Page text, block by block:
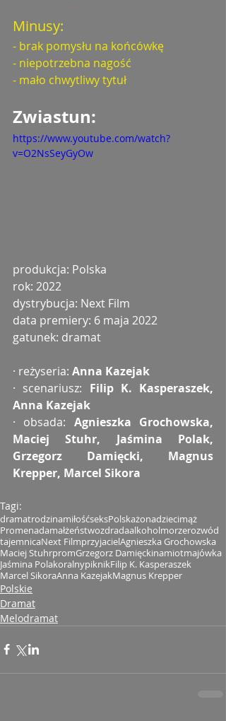
Minusy:
- brak pomysłu na końcówkę
- niepotrzebna nagość
- mało chwytliwy tytuł
Zwiastun:
https://www.youtube.com/watch?
v=O2NsSeyGyOw
produkcja: Polska
rok: 2022
dystrybucja: Next Film
data premiery: 6 maja 2022
gatunek: dramat
· reżyseria: Anna Kazejak
· scenariusz: Filip K. Kasperaszek,
Anna Kazejak
· obsada: Agnieszka Grochowska,
Maciej Stuhr, Jaśmina Polak,
Grzegorz Damięcki, Magnus
Krepper, Marcel Sikora
Tagi:
dramatrodzinamiłośćseksPolskażonadziecimąż
Promenadamałżeństwozdradaalkoholmorzerozwód
tajemnicaNext FilmprzyjacielAgnieszka Grochowska
Maciej StuhrpromGrzegorz Damięckinamiotmajówka
Jaśmina PolakoralnypiknikFilip K. Kasperaszek
Marcel SikoraAnna KazejakMagnus Krepper
Polskie
Dramat
Melodramat